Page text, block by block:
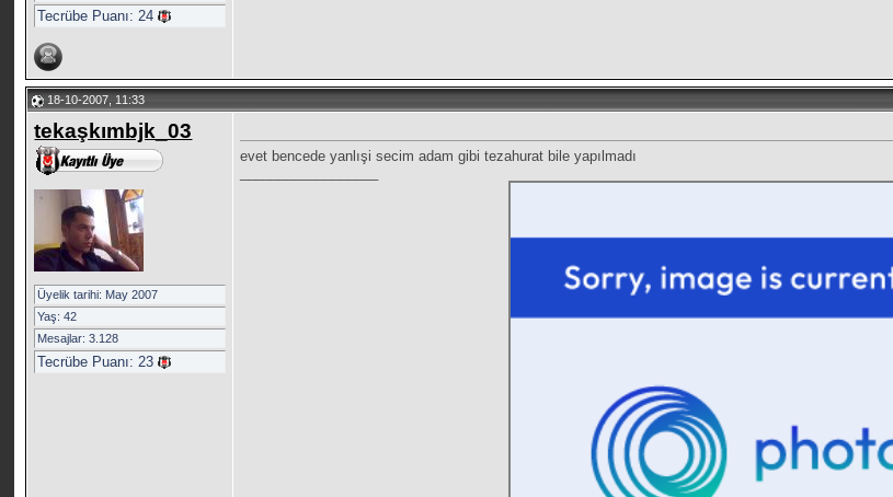
Tecrübe Puanı:24
18-10-2007, 11:33
tekaşkımbjk_03
Üyelik tarihi: May 2007
Yaş: 42
Mesajlar: 3.128
Tecrübe Puanı:23
evet bencede yanlışi secim adam gibi tezahurat bile yapılmadı